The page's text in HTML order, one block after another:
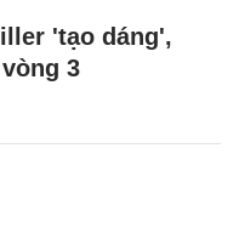
'tạo dáng',
3